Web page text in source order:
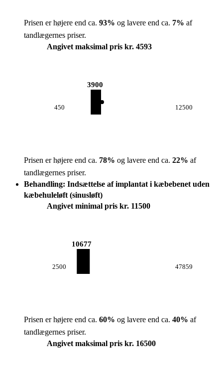
Prisen er højere end ca. 93% og lavere end ca. 7% af
tandlægernes priser.
Angivet maksimal pris kr. 4593
450
3900
12500
Prisen er højere end ca. 78% og lavere end ca. 22% af
tandlægernes priser.
Behandling: Indsættelse af implantat i kæbebenet uden
kæbehuleløft (sinusløft)
Angivet minimal pris kr. 11500
2500
10677
47859
Prisen er højere end ca. 60% og lavere end ca. 40% af
tandlægernes priser.
Angivet maksimal pris kr. 16500